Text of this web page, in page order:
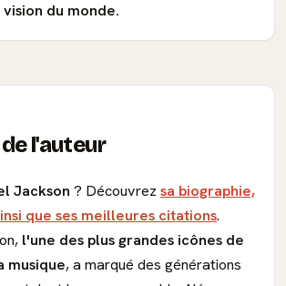
du monde.
l'auteur
Jackson ? Découvrez sa biographie,
que ses meilleures citations.
l'une des plus grandes icônes de
musique, a marqué des générations